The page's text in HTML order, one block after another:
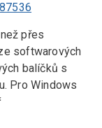
přes
softwarových
balíčků s
Pro Windows